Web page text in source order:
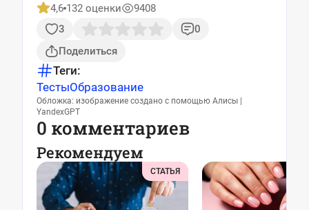
4,6 132 оценки
9408
3
0
Поделиться
Теги:
ТестыОбразование
Обложка: изображение создано с помощью Алисы |
YandexGPT
0 комментариев
Рекомендуем
СТАТЬЯ